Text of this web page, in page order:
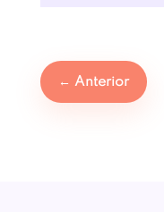
← Anterior